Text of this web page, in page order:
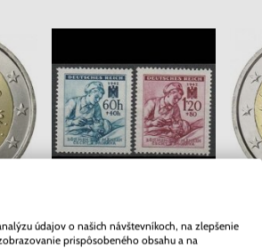
10.
Morava 1942 - Červený kríž
údajov o našich návštevníkoch, na zlepšenie
prispôsobeného obsahu a na